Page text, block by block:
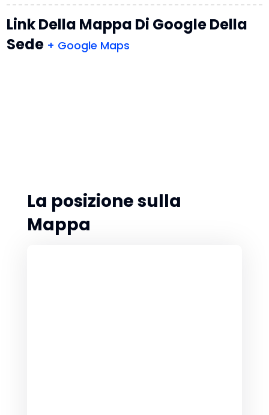
Link Della Mappa Di Google Della
Sede + Google Maps
La posizione sulla
Mappa